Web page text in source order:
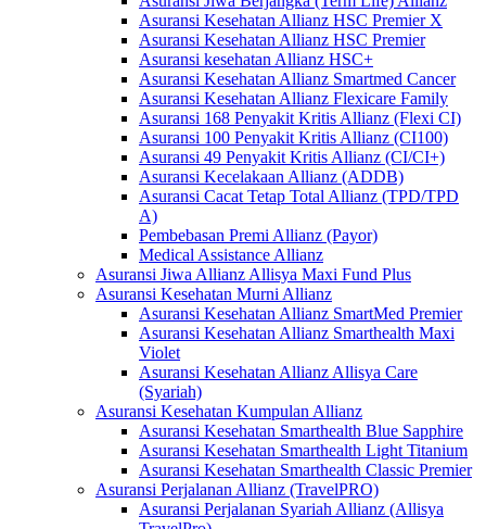
Asuransi Kesehatan Allianz HSC Premier X
Asuransi Kesehatan Allianz HSC Premier
Asuransi kesehatan Allianz HSC+
Asuransi Kesehatan Allianz Smartmed Cancer
Asuransi Kesehatan Allianz Flexicare Family
Asuransi 168 Penyakit Kritis Allianz (Flexi CI)
Asuransi 100 Penyakit Kritis Allianz (CI100)
Asuransi 49 Penyakit Kritis Allianz (CI/CI+)
Asuransi Kecelakaan Allianz (ADDB)
Asuransi Cacat Tetap Total Allianz (TPD/TPD
A)
Pembebasan Premi Allianz (Payor)
Medical Assistance Allianz
Asuransi Jiwa Allianz Allisya Maxi Fund Plus
Asuransi Kesehatan Murni Allianz
Asuransi Kesehatan Allianz SmartMed Premier
Asuransi Kesehatan Allianz Smarthealth Maxi
Violet
Asuransi Kesehatan Allianz Allisya Care
(Syariah)
Asuransi Kesehatan Kumpulan Allianz
Asuransi Kesehatan Smarthealth Blue Sapphire
Asuransi Kesehatan Smarthealth Light Titanium
Asuransi Kesehatan Smarthealth Classic Premier
Asuransi Perjalanan Allianz (TravelPRO)
Asuransi Perjalanan Syariah Allianz (Allisya